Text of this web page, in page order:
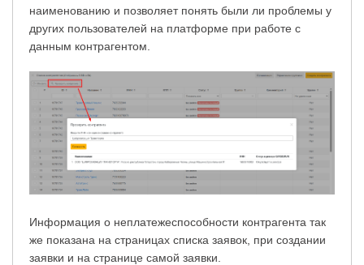
наименованию и позволяет понять были ли проблемы у
других пользователей на платформе при работе с
данным контрагентом.
Информация о неплатежеспособности контрагента так
же показана на страницах списка заявок, при создании
заявки и на странице самой заявки.